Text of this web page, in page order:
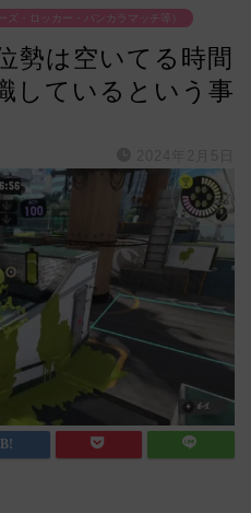
ズ・ロッカー・バンカラマッチ等）
勢は空いてる時間
しているという事